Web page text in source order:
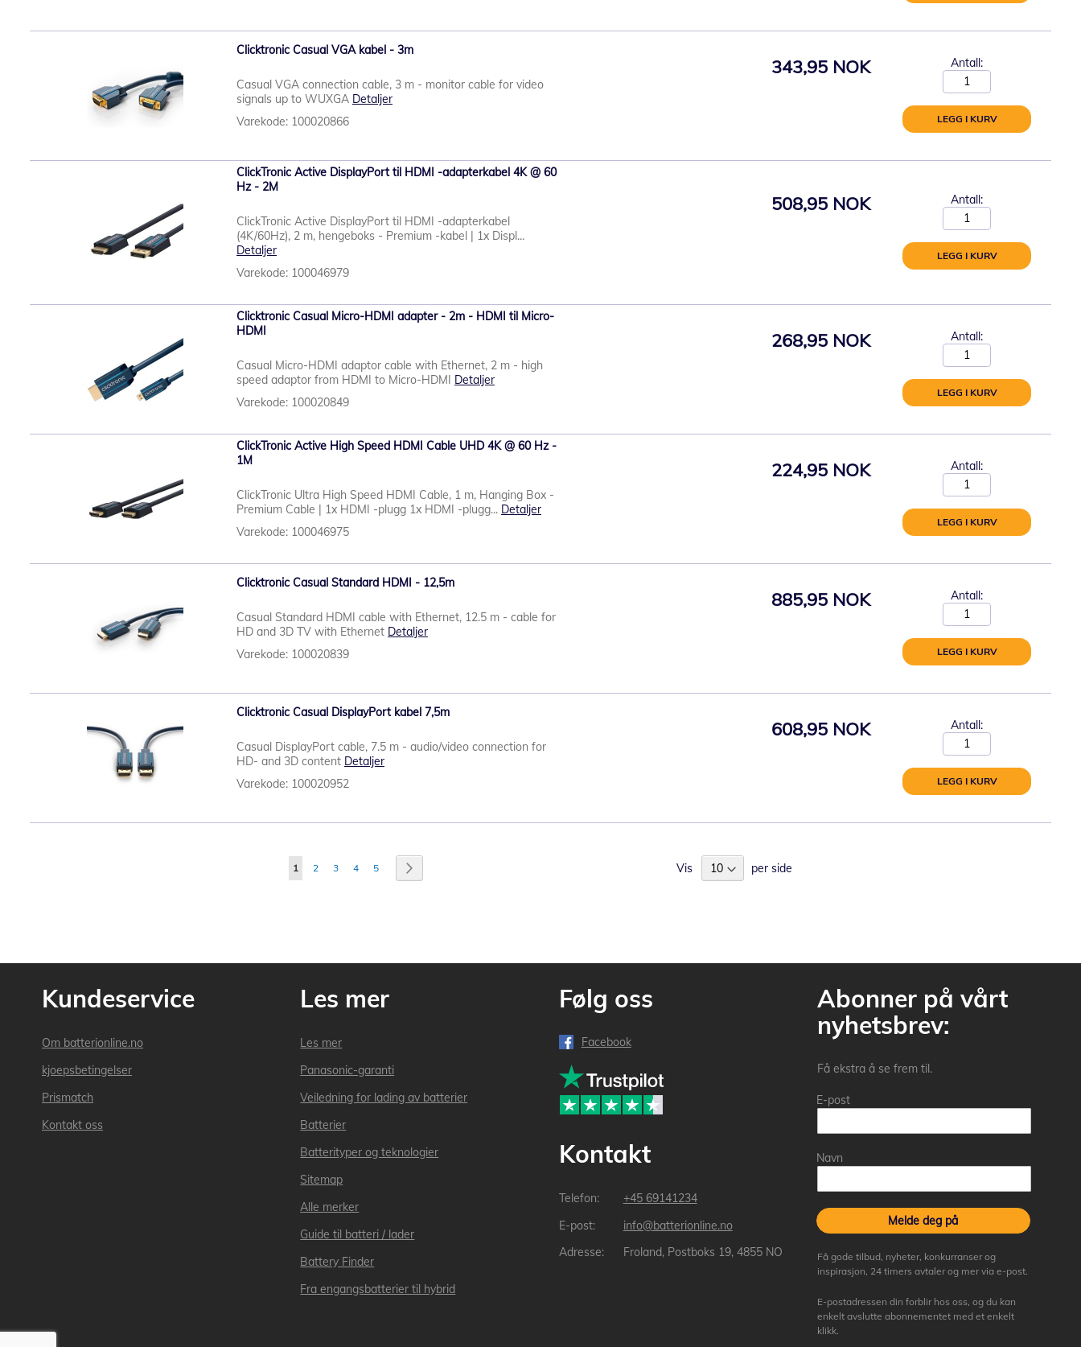
Clicktronic Casual VGA kabel - 3m
Casual VGA connection cable, 3 m - monitor cable for video
signals up to WUXGA Detaljer
Varekode: 100020866
343,95 NOK Antall:
LEGG I KURV
ClickTronic Active DisplayPort til HDMI -adapterkabel 4K @ 60
Hz - 2M
ClickTronic Active DisplayPort til HDMI -adapterkabel
(4K/60Hz), 2 m, hengeboks - Premium -kabel | 1x Displ...
Detaljer
Varekode: 100046979
508,95 NOK Antall:
LEGG I KURV
Clicktronic Casual Micro-HDMI adapter - 2m - HDMI til Micro-
HDMI
Casual Micro-HDMI adaptor cable with Ethernet, 2 m - high
speed adaptor from HDMI to Micro-HDMI Detaljer
Varekode: 100020849
268,95 NOK Antall:
LEGG I KURV
ClickTronic Active High Speed ​​HDMI Cable UHD 4K @ 60 Hz -
1M
ClickTronic Ultra High Speed ​​HDMI Cable, 1 m, Hanging Box -
Premium Cable | 1x HDMI -plugg 1x HDMI -plugg... Detaljer
Varekode: 100046975
224,95 NOK Antall:
LEGG I KURV
Clicktronic Casual Standard HDMI - 12,5m
Casual Standard HDMI cable with Ethernet, 12.5 m - cable for
HD and 3D TV with Ethernet Detaljer
Varekode: 100020839
885,95 NOK Antall:
LEGG I KURV
Clicktronic Casual DisplayPort kabel 7,5m
Casual DisplayPort cable, 7.5 m - audio/video connection for
HD- and 3D content Detaljer
Varekode: 100020952
608,95 NOK Antall:
LEGG I KURV
Side
You're currently reading page
1 Side
2 Side
3 Side
4 Side
5 Vis per side
Kundeservice
Om batterionline.no
kjoepsbetingelser
Prismatch
Kontakt oss
Les mer
Les mer
Panasonic-garanti
Veiledning for lading av batterier
Batterier
Batterityper og teknologier
Sitemap
Alle merker
Guide til batteri / lader
Battery Finder
Fra engangsbatterier til hybrid
Følg oss
Facebook
Kontakt
+45 69141234
info@batterionline.no
Froland, Postboks 19, 4855 NO
Abonner på vårt
nyhetsbrev:
Få ekstra å se frem til.
E-post
Navn
Melde deg på
Få gode tilbud, nyheter, konkurranser og
inspirasjon, 24 timers avtaler og mer via e-post.
E-postadressen din forblir hos oss, og du kan
enkelt avslutte abonnementet med et enkelt
klikk.